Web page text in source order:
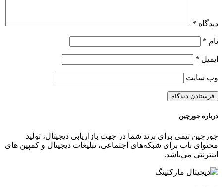
دیدگاه *
نام *
ایمیل *
وب‌ سایت
درباره جورچین
جورچین تیمی برای برند شما در جهت بازاریابی دیجیتال، تولید
محتوای ناب برای شبکه‌های اجتماعی، تبلیغات دیجیتال و کمپین های
اینترنتی می‌باشد.